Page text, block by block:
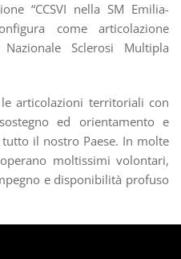
“CCSVI nella SM Emilia-
come articolazione
Nazionale Sclerosi Multipla
articolazioni territoriali con
ed orientamento e
il nostro Paese. In molte
moltissimi volontari,
e disponibilità profuso